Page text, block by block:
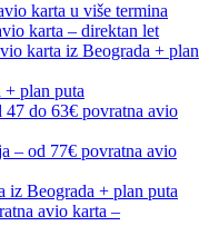
karta u više termina
karta – direktan let
karta iz Beograda + plan
+ plan puta
do 63€ povratna avio
– od 77€ povratna avio
iz Beograda + plan puta
avio karta –